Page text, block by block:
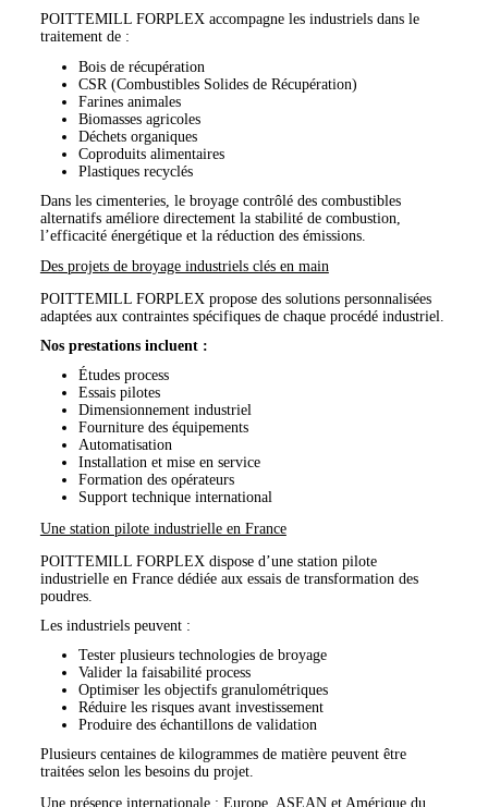
POITTEMILL FORPLEX accompagne les industriels dans le
traitement de :
Bois de récupération
CSR (Combustibles Solides de Récupération)
Farines animales
Biomasses agricoles
Déchets organiques
Coproduits alimentaires
Plastiques recyclés
Dans les cimenteries, le broyage contrôlé des combustibles
alternatifs améliore directement la stabilité de combustion,
l’efficacité énergétique et la réduction des émissions.
Des projets de broyage industriels clés en main
POITTEMILL FORPLEX propose des solutions personnalisées
adaptées aux contraintes spécifiques de chaque procédé industriel.
Nos prestations incluent :
Études process
Essais pilotes
Dimensionnement industriel
Fourniture des équipements
Automatisation
Installation et mise en service
Formation des opérateurs
Support technique international
Une station pilote industrielle en France
POITTEMILL FORPLEX dispose d’une station pilote
industrielle en France dédiée aux essais de transformation des
poudres.
Les industriels peuvent :
Tester plusieurs technologies de broyage
Valider la faisabilité process
Optimiser les objectifs granulométriques
Réduire les risques avant investissement
Produire des échantillons de validation
Plusieurs centaines de kilogrammes de matière peuvent être
traitées selon les besoins du projet.
Une présence internationale : Europe, ASEAN et Amérique du